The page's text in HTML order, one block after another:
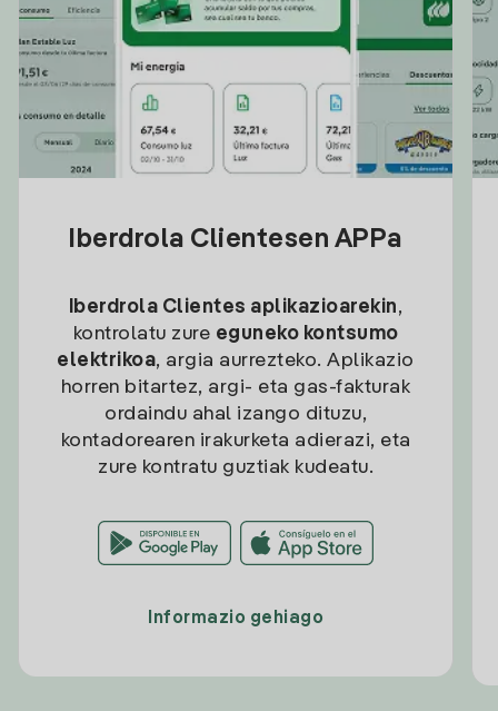
Iberdrola Clientesen APPa
Iberdrola Clientes aplikazioarekin,
kontrolatu zure eguneko kontsumo
elektrikoa, argia aurrezteko. Aplikazio
horren bitartez, argi- eta gas-fakturak
ordaindu ahal izango dituzu,
kontadorearen irakurketa adierazi, eta
zure kontratu guztiak kudeatu.
Informazio gehiago